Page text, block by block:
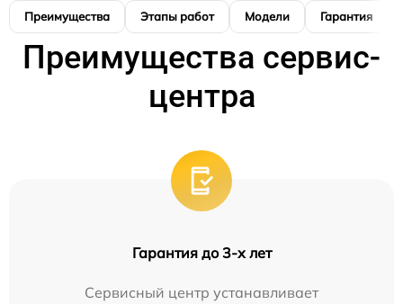
Преимущества Этапы работ Модели Гарантия
Преимущества сервис-
центра
Гарантия до 3-х лет
Сервисный центр устанавливает